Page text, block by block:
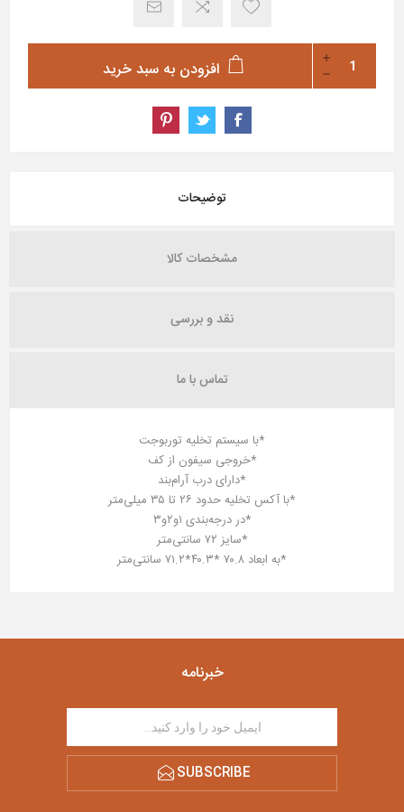
افزودن به سبد خرید
توضیحات
مشخصات کالا
نقد و بررسی
تماس با ما
*با سیستم تخلیه توربوجت
*خروجی سیفون از کف
*دارای درب آرام‌بند
*با آکس تخلیه حدود ۲۶ تا ۳۵ میلی‌متر
*در درجه‌بندی ۱و۲و۳
*سایز ۷۲ سانتی‌متر
*به ابعاد ۷۰.۸ *۴۰.۳*۷۱.۲ سانتی‌متر
خبرنامه
SUBSCRIBE